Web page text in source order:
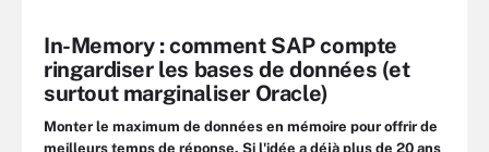
In-Memory : comment SAP compte
ringardiser les bases de données (et
surtout marginaliser Oracle)
Monter le maximum de données en mémoire pour offrir de
meilleurs temps de réponse. Si l'idée a déjà plus de 20 ans